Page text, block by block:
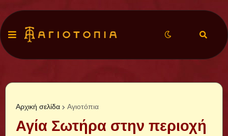
Αρχική σελίδα Αγιοτόπια
Αγία Σωτήρα στην περιοχή